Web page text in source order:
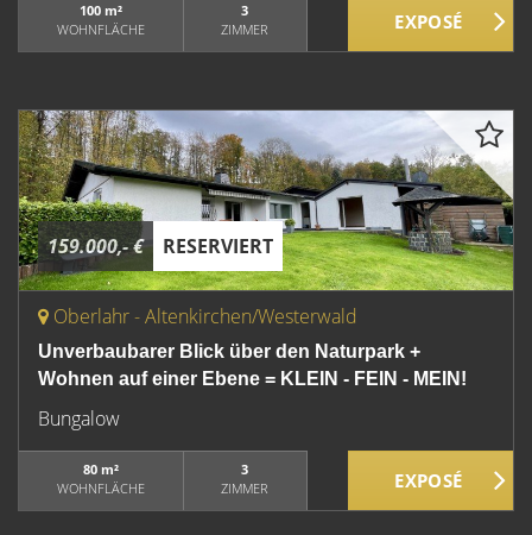
100 m²
WOHNFLÄCHE
3
ZIMMER
159.000,- € RESERVIERT
Oberlahr - Altenkirchen/Westerwald
Unverbaubarer Blick über den Naturpark +
Wohnen auf einer Ebene = KLEIN - FEIN - MEIN!
Bungalow
80 m²
WOHNFLÄCHE
3
ZIMMER